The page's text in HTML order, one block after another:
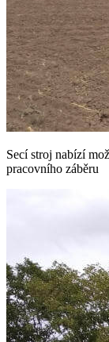
Secí stroj nabízí
pracovního záběru